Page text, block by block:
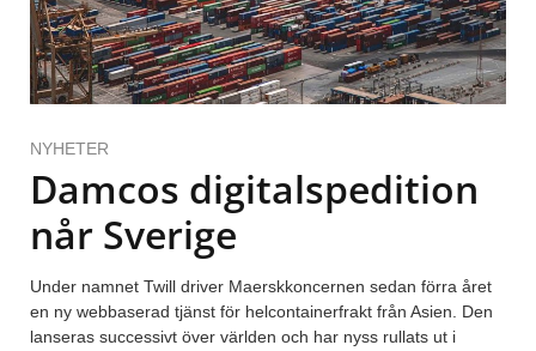
NYHETER
Damcos digitalspedition
når Sverige
Under namnet Twill driver Maerskkoncernen sedan förra året
en ny webbaserad tjänst för helcontainerfrakt från Asien. Den
lanseras successivt över världen och har nyss rullats ut i